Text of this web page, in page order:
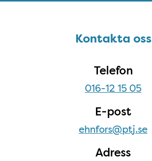
Kontakta ossKontakta oss
Telefon
016-12 15 05
E-post
ehnfors@ptj.se
Adress